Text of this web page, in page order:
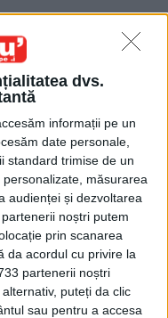
dvs.
informații pe un
date personale,
standard trimise de un
măsurarea
audienței și dezvoltarea
noștri putem
prin scanarea
da acordul cu privire la
partenerii noștri
puteți da clic
sau pentru a accesa
Fani Adumitroaie
Festival Fani